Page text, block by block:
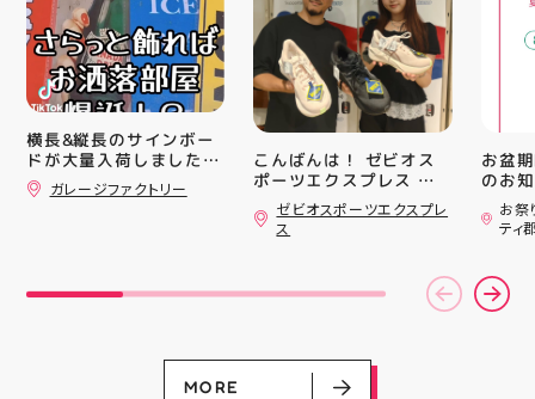
横長&縦長のサインボー
ドが大量入荷しました！
さらっと飾ればあっとい
う間にお洒落空間爆誕️‍️‍️‍
ージファクトリー”へ遊
ガレージファクトリー
こんばんは！ ゼビオス
ポーツエクスプレス ア
ティ郡山です🦭 ・ ★本
日のラジオ★は アシッ
クスからランニングシュ
6」の紹介でした ・ 特
徴としては ☆軽量かつ
搭載し、推進力を向上さ
せました！
ゼビオスポーツエクスプレ
ス
です
りの
ので
キャ
#歯の
お盆
のお知らせ
用い
ざい
(水)
いたしま
22:00
お祭
ティ
MORE